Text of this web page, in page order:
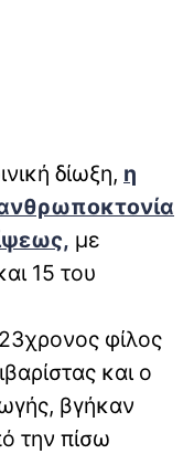
δίωξη, η
με
15 του
φίλος
και ο
βγήκαν
την πίσω